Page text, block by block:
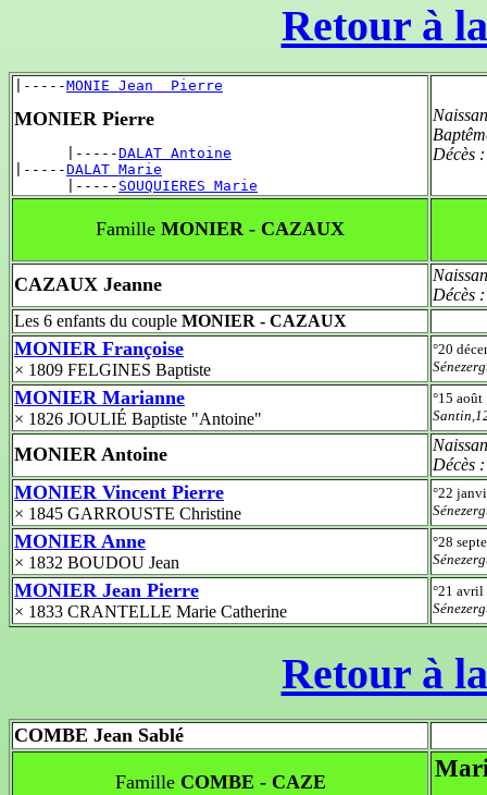
Retour à
|-----MONIE Jean  Pierre
MONIER Pierre
      |-----
DALAT Antoine
|-----DALAT Marie
      |-----
SOUQUIERES Marie
Décès
Famille MONIER - CAZAUX
CAZAUX Jeanne
Décès
Les 6 enfants du couple MONIER - CAZAUX
MONIER Françoise
× 1809 FELGINES Baptiste
°20
MONIER Marianne
× 1826 JOULIÉ Baptiste "Antoine"
°15
MONIER Antoine
Décès
MONIER Vincent Pierre
× 1845 GARROUSTE Christine
°22
MONIER Anne
× 1832 BOUDOU Jean
°28
MONIER Jean Pierre
× 1833 CRANTELLE Marie Catherine
°21
Retour à
COMBE Jean Sablé
FamilleCOMBE - CAZE